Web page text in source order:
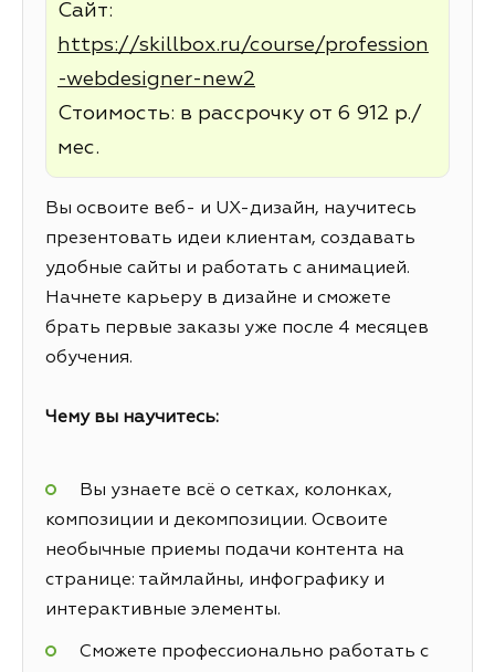
Сайт:
https://skillbox.ru/course/profession
-webdesigner-new2
Стоимость: в рассрочку от 6 912 р./
мес.
Вы освоите веб- и UX-дизайн, научитесь
презентовать идеи клиентам, создавать
удобные сайты и работать с анимацией.
Начнете карьеру в дизайне и сможете
брать первые заказы уже после 4 месяцев
обучения.
Чему вы научитесь:
Вы узнаете всё о сетках, колонках,
композиции и декомпозиции. Освоите
необычные приемы подачи контента на
странице: таймлайны, инфографику и
интерактивные элементы.
Сможете профессионально работать с